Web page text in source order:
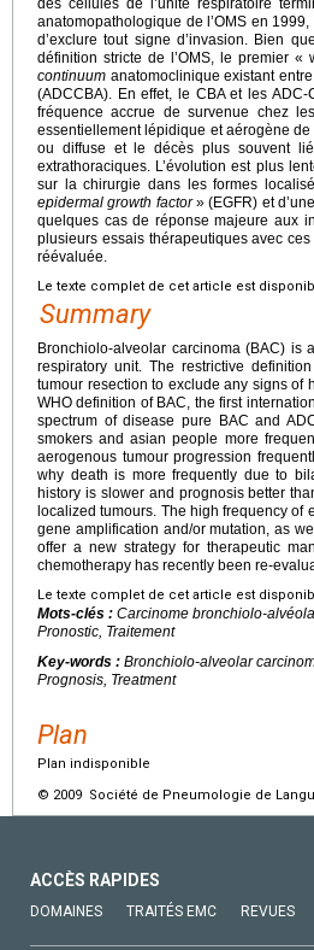
anatomopathologique de l’OMS en
d’exclure tout signe d’invasion. Bien
définition stricte de l’OMS, le premier
continuum anatomoclinique existant
(ADCCBA). En effet, le CBA et les
fréquence accrue de survenue chez
essentiellement lépidique et aérogène
ou diffuse et le décès plus souvent
extrathoraciques. L’évolution est plus
sur la chirurgie dans les formes
epidermal growth factor» (EGFR) et
quelques cas de réponse majeure aux
plusieurs essais thérapeutiques avec
réévaluée.
Le texte complet de cet article est
Summary
Bronchiolo-alveolar carcinoma (BAC) is
respiratory unit. The restrictive
tumour resection to exclude any signs of
WHO definition of BAC, the first
spectrum of disease pure BAC and
smokers and asian people more
aerogenous tumour progression
why death is more frequently due to
history is slower and prognosis better
localized tumours. The high frequency of
gene amplification and/or mutation, as
offer a new strategy for therapeutic
chemotherapy has recently been re-
Le texte complet de cet article est
Mots-clés : Carcinome bronchiolo-
Pronostic, Traitement
Key-words : Bronchiolo-alveolar
Prognosis, Treatment
Plan
Plan indisponible
© 2009 Société de Pneumologie de
ACCÈS RAPIDES
DOMAINES TRAITÉS EMC REVUES